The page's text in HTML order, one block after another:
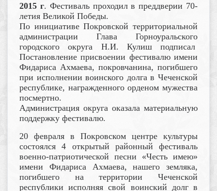
2015 г. Фестиваль проходил в преддверии 70-
летия Великой Победы.
По инициативе Покровской территориальной
администрации Глава Горноуральского
городского округа Н.И. Кулиш подписал
Постановление присвоении фестивалю имени
Фидариса Ахмаева, покровчанина, погибшего
при исполнении воинского долга в Чеченской
республике, награжденного орденом мужества
посмертно.
Администрация округа оказала материальную
поддержку фестивалю.
20 февраля в Покровском центре культуры
состоялся 4 открытый районный фестиваль
военно-патриотической песни «Честь имею»
имени Фидариса Ахмаева, нашего земляка,
погибшего на территории Чеченской
республики исполняя свой воинский долг в